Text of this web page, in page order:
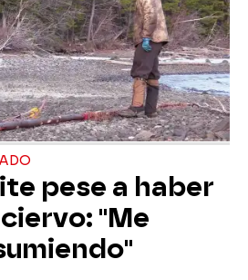
pese a haber
"Me